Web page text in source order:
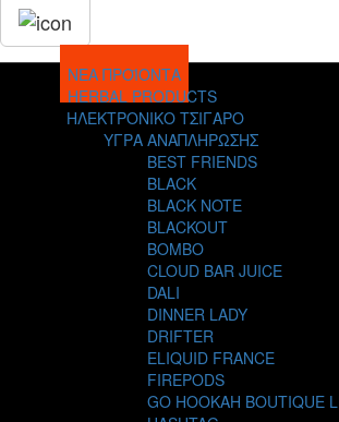
ΝΕΑ ΠΡΟΪΟΝΤΑ
HERBAL PRODUCTS
ΗΛΕΚΤΡΟΝΙΚΟ ΤΣΙΓΑΡΟ
ΥΓΡΑ ΑΝΑΠΛΗΡΩΣΗΣ
BEST FRIENDS
BLACK
BLACK NOTE
BLACKOUT
BOMBO
CLOUD BAR JUICE
DALI
DINNER LADY
DRIFTER
ELIQUID FRANCE
FIREPODS
GO HOOKAH BOUTIQUE